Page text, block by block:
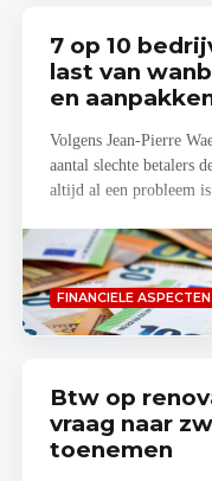
7 op 10
last van
en
Volgens Jean-Pierre
aantal slechte betalers
altijd al een probleem
FINANCIELE ASPECTEN
Btw op
vraag naar
toenemen